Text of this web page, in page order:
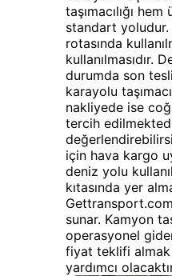
taşımacılığı
standart yoludur.
rotasında
kullanılmasıdır.
durumda son
karayolu
nakliyede ise
tercih
için hava kargo
deniz yolu
kıtasında yer
sunar. Kamyon
operasyonel
fiyat teklifi almak
yardımcı